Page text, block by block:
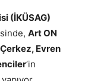
(İKÜSAG)
Art ON
Evren
’in